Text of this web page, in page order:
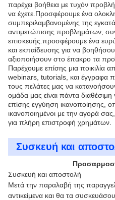
παρέχει βοήθεια με τυχόν
να έχετε.Προσφέρουμε ένα
συμπεριλαμβανομένης της
αντιμετώπισης προβλημάτων,
επισκευής.προσφέρουμε ένα
και εκπαίδευσης για να
αξιοποιήσουν στο έπακρο τα
Παρέχουμε επίσης μια ποικιλία
webinars, tutorials, και έγγραφα
τους πελάτες μας να
ομάδα μας είναι πάντα
επίσης εγγύηση ικανοποίησης,
ικανοποιημένοι με την αγορά
για πλήρη επιστροφή χρημάτων.
Συσκευή και
Συσκευή και αποστολή
Μετά την παραλαβή της
αντικείμενα και θα τα